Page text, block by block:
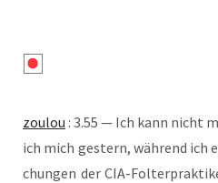
zou­lou : 3.55 — Ich kann nicht
ich mich ges­tern, wäh­rend ich
chun­gen der CIA-